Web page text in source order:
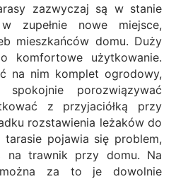
zazwyczaj są w stanie
zupełnie nowe miejsce,
mieszkańców domu. Duży
komfortowe użytkowanie.
na nim komplet ogrodowy,
porozwiązywać
z przyjaciółką przy
rozstawienia leżaków do
tarasie pojawia się problem,
na trawnik przy domu. Na
można za to je dowolnie